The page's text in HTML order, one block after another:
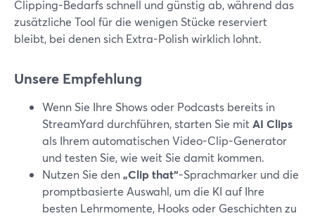
Clipping-Bedarfs schnell und günstig ab, während das
zusätzliche Tool für die wenigen Stücke reserviert
bleibt, bei denen sich Extra-Polish wirklich lohnt.
Unsere Empfehlung
Wenn Sie Ihre Shows oder Podcasts bereits in
StreamYard durchführen, starten Sie mitAI Clips
als Ihrem automatischen Video-Clip-Generator
und testen Sie, wie weit Sie damit kommen.
Nutzen Sie den„Clip that“-Sprachmarker und die
promptbasierte Auswahl, um die KI auf Ihre
besten Lehrmomente, Hooks oder Geschichten zu